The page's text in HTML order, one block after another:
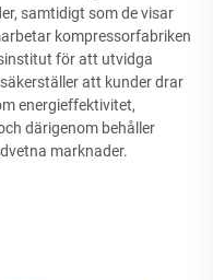
samtidigt som de visar
kompressorfabriken
för att utvidga
att kunder drar
energieffektivitet,
därigenom behåller
marknader.